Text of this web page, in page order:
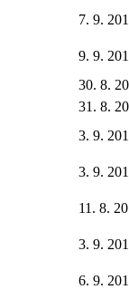
7. 9.
9. 9.
30. 8.
31. 8.
3. 9.
3. 9.
11. 8.
3. 9.
6. 9.